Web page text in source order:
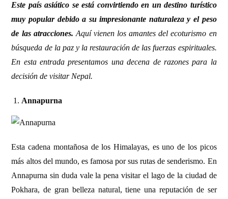
Este país asiático se está convirtiendo en un destino turístico
muy popular debido a su impresionante naturaleza y el peso
de las atracciones. Aquí vienen los amantes del ecoturismo en
búsqueda de la paz y la restauración de las fuerzas espirituales.
En esta entrada presentamos una decena de razones para la
decisión de visitar Nepal.
Annapurna
Esta cadena montañosa de los Himalayas, es uno de los picos
más altos del mundo, es famosa por sus rutas de senderismo. En
Annapurna sin duda vale la pena visitar el lago de la ciudad de
Pokhara, de gran belleza natural, tiene una reputación de ser